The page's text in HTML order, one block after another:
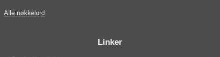
Alle nøkkelord
Linker